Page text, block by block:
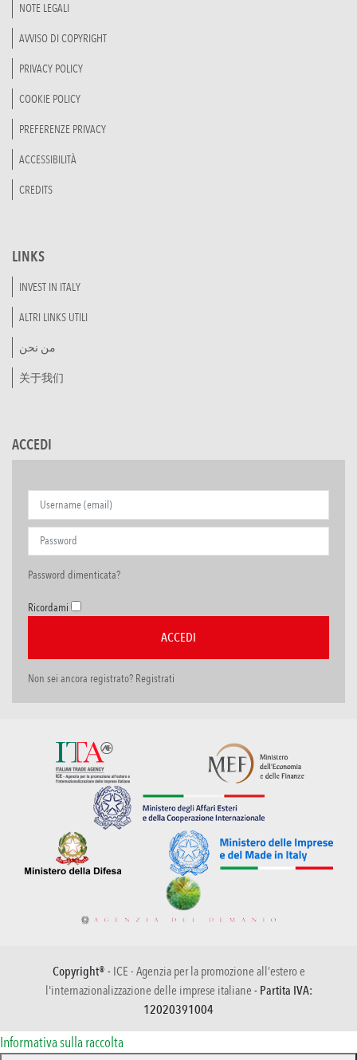
NOTE LEGALI
AVVISO DI COPYRIGHT
PRIVACY POLICY
COOKIE POLICY
PREFERENZE PRIVACY
ACCESSIBILITÀ
CREDITS
LINKS
INVEST IN ITALY
ALTRI LINKS UTILI
من نحن
关于我们
ACCEDI
Password dimenticata?
Ricordami
Non sei ancora registrato? Registrati
Copyright® - ICE - Agenzia per la promozione all’estero e
l'internazionalizzazione delle imprese italiane - Partita IVA:
12020391004
Informativa sulla raccolta